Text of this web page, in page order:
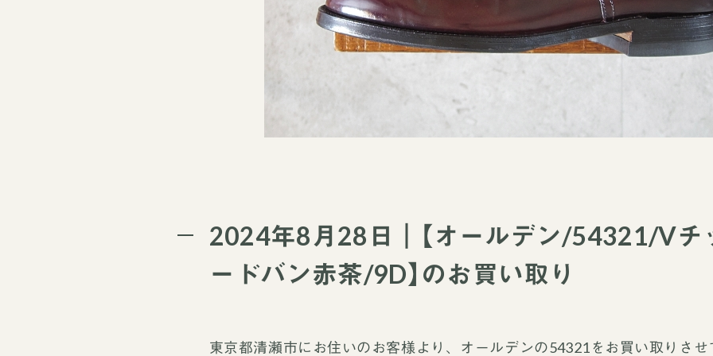
2024年8月28日｜【オールデン/54321/Vチ
ードバン赤茶/9D】のお買い取り
東京都清瀬市にお住いのお客様より、オールデンの54321をお買い取りさ